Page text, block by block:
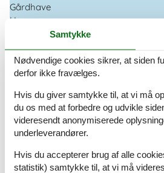
Gårdhave
Have
Ikke rygere
Indtast objekt
Ingen kæledyr tilladt
Køleskab
Mikroovn
Nordic walking
Opvaskemaskine
Ovn
Parkering
Samtykke
Nødvendige cookies sikrer, at siden
derfor ikke fravælges.
Hvis du giver samtykke til, at vi må
du os med at forbedre og udvikle
videresendt anonymiserede
underleverandører.
Hvis du accepterer brug af alle
statistik) samtykke til, at vi må